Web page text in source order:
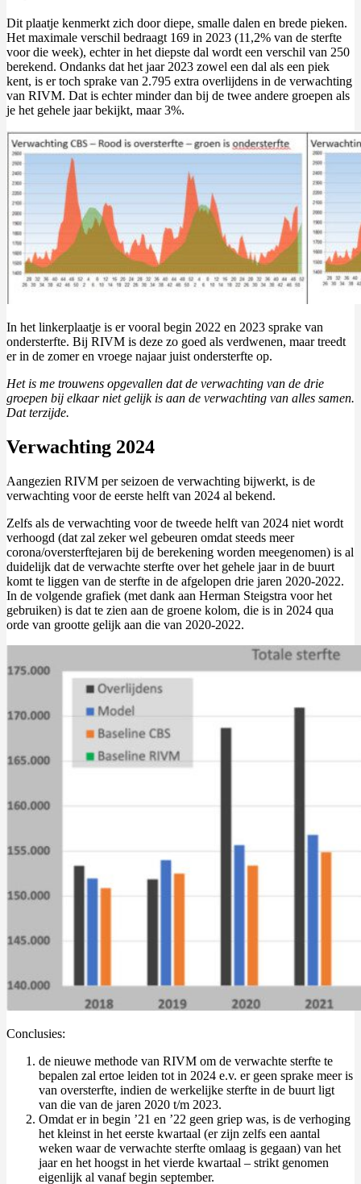
Dit plaatje kenmerkt zich door diepe, smalle dalen en brede pieken.
Het maximale verschil bedraagt 169 in 2023 (11,2% van de sterfte
voor die week), echter in het diepste dal wordt een verschil van 250
berekend. Ondanks dat het jaar 2023 zowel een dal als een piek
kent, is er toch sprake van 2.795 extra overlijdens in de verwachting
van RIVM. Dat is echter minder dan bij de twee andere groepen als
je het gehele jaar bekijkt, maar 3%.
In het linkerplaatje is er vooral begin 2022 en 2023 sprake van
ondersterfte. Bij RIVM is deze zo goed als verdwenen, maar treedt
er in de zomer en vroege najaar juist ondersterfte op.
Het is me trouwens opgevallen dat de verwachting van de drie
groepen bij elkaar niet gelijk is aan de verwachting van alles samen.
Dat terzijde.
Verwachting 2024
Aangezien RIVM per seizoen de verwachting bijwerkt, is de
verwachting voor de eerste helft van 2024 al bekend.
Zelfs als de verwachting voor de tweede helft van 2024 niet wordt
verhoogd (dat zal zeker wel gebeuren omdat steeds meer
corona/oversterftejaren bij de berekening worden meegenomen) is al
duidelijk dat de verwachte sterfte over het gehele jaar in de buurt
komt te liggen van de sterfte in de afgelopen drie jaren 2020-2022.
In de volgende grafiek (met dank aan Herman Steigstra voor het
gebruiken) is dat te zien aan de groene kolom, die is in 2024 qua
orde van grootte gelijk aan die van 2020-2022.
Conclusies:
de nieuwe methode van RIVM om de verwachte sterfte te
bepalen zal ertoe leiden tot in 2024 e.v. er geen sprake meer is
van oversterfte, indien de werkelijke sterfte in de buurt ligt
van die van de jaren 2020 t/m 2023.
Omdat er in begin ’21 en ’22 geen griep was, is de verhoging
het kleinst in het eerste kwartaal (er zijn zelfs een aantal
weken waar de verwachte sterfte omlaag is gegaan) van het
jaar en het hoogst in het vierde kwartaal – strikt genomen
eigenlijk al vanaf begin september.